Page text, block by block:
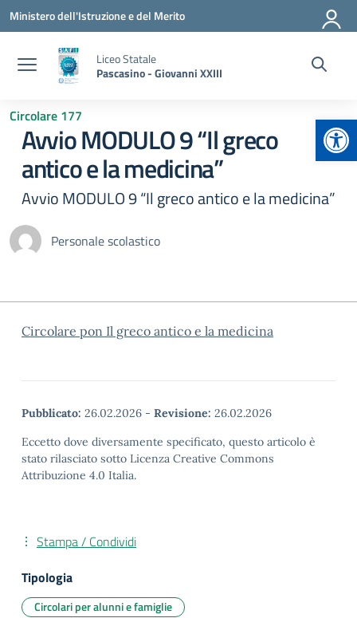
Vai ai contenuti
Vai al menu di navigazione
Vai al footer
Ministero dell'Istruzione e del Merito
Liceo Statale
Pascasino - Giovanni XXIII
Circolare 177
Avvio MODULO 9 “Il greco
antico e la medicina”
Avvio MODULO 9 “Il greco antico e la medicina”
Personale scolastico
Circolare pon Il greco antico e la medicina
Pubblicato: 26.02.2026 - Revisione: 26.02.2026
Eccetto dove diversamente specificato, questo articolo è
stato rilasciato sotto Licenza Creative Commons
Attribuzione 4.0 Italia.
Stampa / Condividi
Tipologia
Circolari per alunni e famiglie